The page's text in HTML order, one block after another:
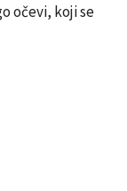
očevi, koji se